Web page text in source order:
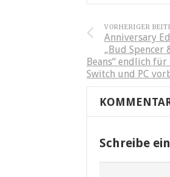
VORHERIGER
Anniversary
„Bud Spencer
Beans“ endlich
Switch und PC
Schreibe